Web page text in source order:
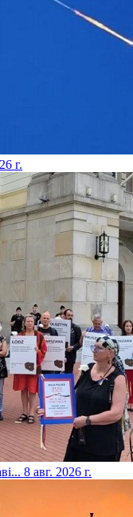
г.
8 авг. 2026 г.